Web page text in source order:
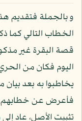
و بالجملة فتقديم
الخطاب التالي كما
قصة البقرة غير
اليوم فكان من
يخاطبوا به بعد
فأعرض عن خطابهم
تثبيت الأصل، عاد